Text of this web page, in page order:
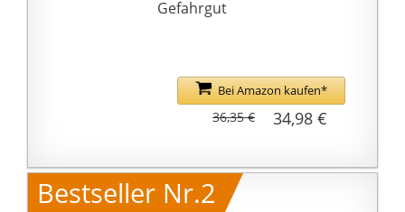
Gefahrgut
Bei Amazon kaufen*
34,98 €
36,35 €
Bestseller Nr.2